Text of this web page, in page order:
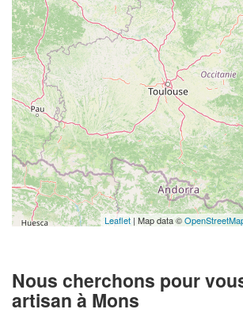
Leaflet | Map data ©
Nous cherchons pour
artisan à Mons